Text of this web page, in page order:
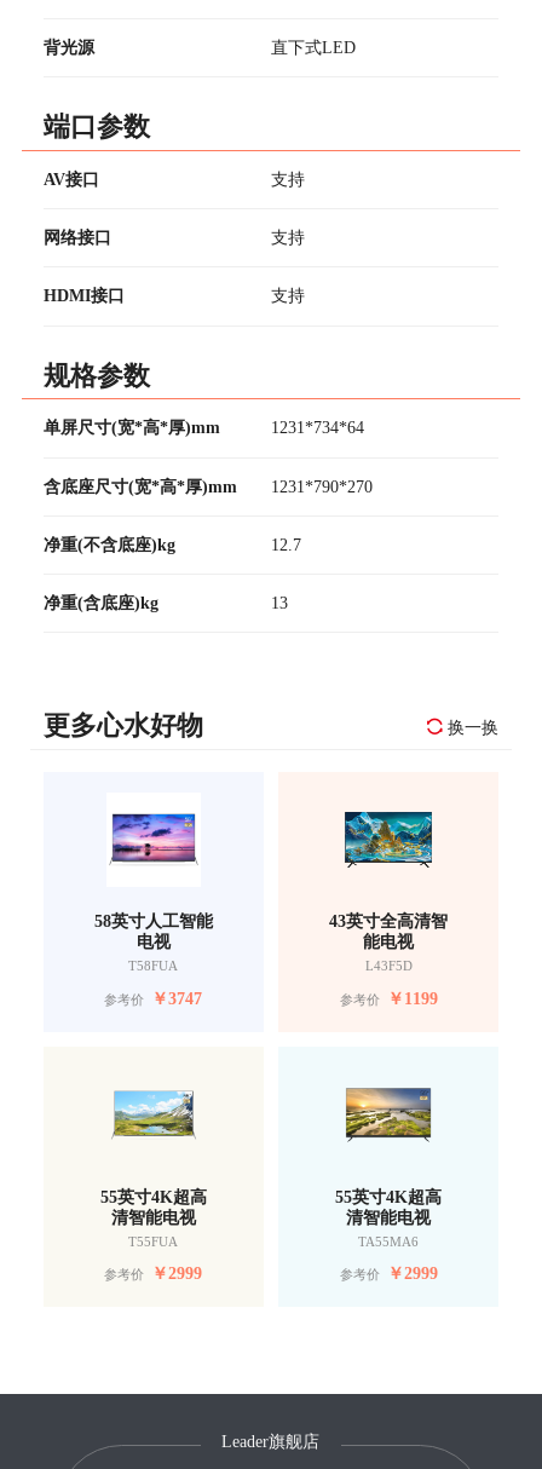
背光源 直下式LED
端口参数
AV接口 支持
网络接口 支持
HDMI接口 支持
规格参数
单屏尺寸(宽*高*厚)mm 1231*734*64
含底座尺寸(宽*高*厚)mm 1231*790*270
净重(不含底座)kg 12.7
净重(含底座)kg 13
更多心水好物 换一换
58英寸人工智能
电视
T58FUA
参考价 ￥3747
43英寸全高清智
能电视
L43F5D
参考价 ￥1199
55英寸4K超高
清智能电视
T55FUA
参考价 ￥2999
55英寸4K超高
清智能电视
TA55MA6
参考价 ￥2999
Leader旗舰店